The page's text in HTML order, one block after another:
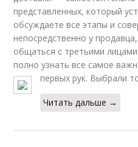
представленных, который
обсуждаете все этапы и
непосредственно у
общаться с третьими
полно узнать все самое
первых рук. Выбрали
Читать дальше →